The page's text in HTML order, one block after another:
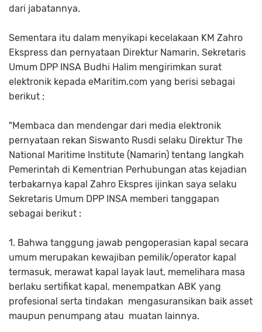
dari jabatannya.
Sementara itu dalam menyikapi kecelakaan KM Zahro
Ekspress dan pernyataan Direktur Namarin, Sekretaris
Umum DPP INSA Budhi Halim mengirimkan surat
elektronik kepada eMaritim.com yang berisi sebagai
berikut ;
"Membaca dan mendengar dari media elektronik
pernyataan rekan Siswanto Rusdi selaku Direktur The
National Maritime Institute (Namarin) tentang langkah
Pemerintah di Kementrian Perhubungan atas kejadian
terbakarnya kapal Zahro Ekspres ijinkan saya selaku
Sekretaris Umum DPP INSA memberi tanggapan
sebagai berikut :
1. Bahwa tanggung jawab pengoperasian kapal secara
umum merupakan kewajiban pemilik/operator kapal
termasuk, merawat kapal layak laut, memelihara masa
berlaku sertifikat kapal, menempatkan ABK yang
profesional serta tindakan mengasuransikan baik asset
maupun penumpang atau muatan lainnya.